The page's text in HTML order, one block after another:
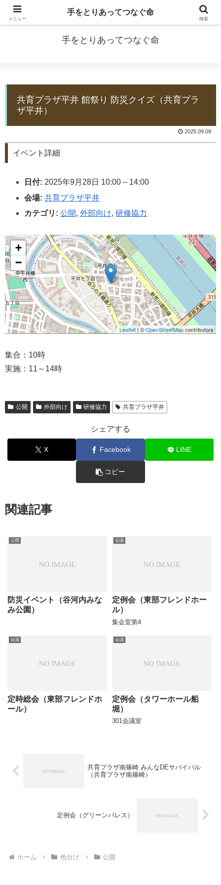
防災士EDOGAWA
手をとりあってつなぐ命
共育プラザ平井 館祭り 防災クイズ（共育プラ
ザ平井）
2025.09.09
イベント詳細
日付: 2025年9月28日 10:00 – 14:00
会場: 共育プラザ平井
カテゴリ: 公開,外部向け,研修協力
+
−
Leaflet| ©OpenStreetMapcontributors
集合：10時
実施：11～14時
公開 外部向け 研修協力 共育プラザ平井
シェアする
X Facebook LINE
コピー
関連記事
公開
防災イベント（谷河内みな
み公園）
会議
定例会（東部フレンドホー
ル）
集会室第4
会議
定時総会（東部フレンドホ
ール）
会議
定例会（タワーホール船
堀）
301会議室
共育プラザ南篠崎 みんなDEサバイバル
（共育プラザ南篠崎）
定例会（グリーンパレス）
ホーム 色分け 公開
メニュー
手をとりあってつなぐ命
検索